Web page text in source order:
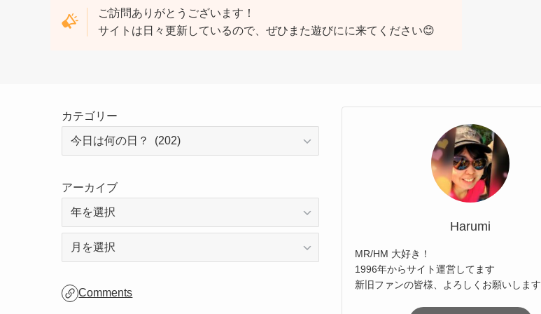
ご訪問ありがとうございます！
サイトは日々更新しているので、ぜひまた遊びにに来てください😊
カテゴリー
アーカイブ
ー
イ
Comments
Harumi
MR/HM 大好き！
1996年からサイト運営してます
新旧ファンの皆様、よろしくお願いします